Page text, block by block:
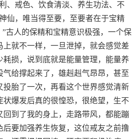
、戒色、饮食清淡、养生功法、不
仙，唯当得至要，至要者在于宝精
古人的保精和宝精意识极强，一个保
就不一样，一旦泄掉，就会感觉差
损，说到底就是能量管理，能量养
给撑起来了，雄赳赳气昂昂，甚至
胎了一次，再看这个世界感觉清新
爆发后真的很惶恐，很绝望，生不
到了我的身上，走路带风，都能蹦
要加强养生恢复，这位戒友之前撸